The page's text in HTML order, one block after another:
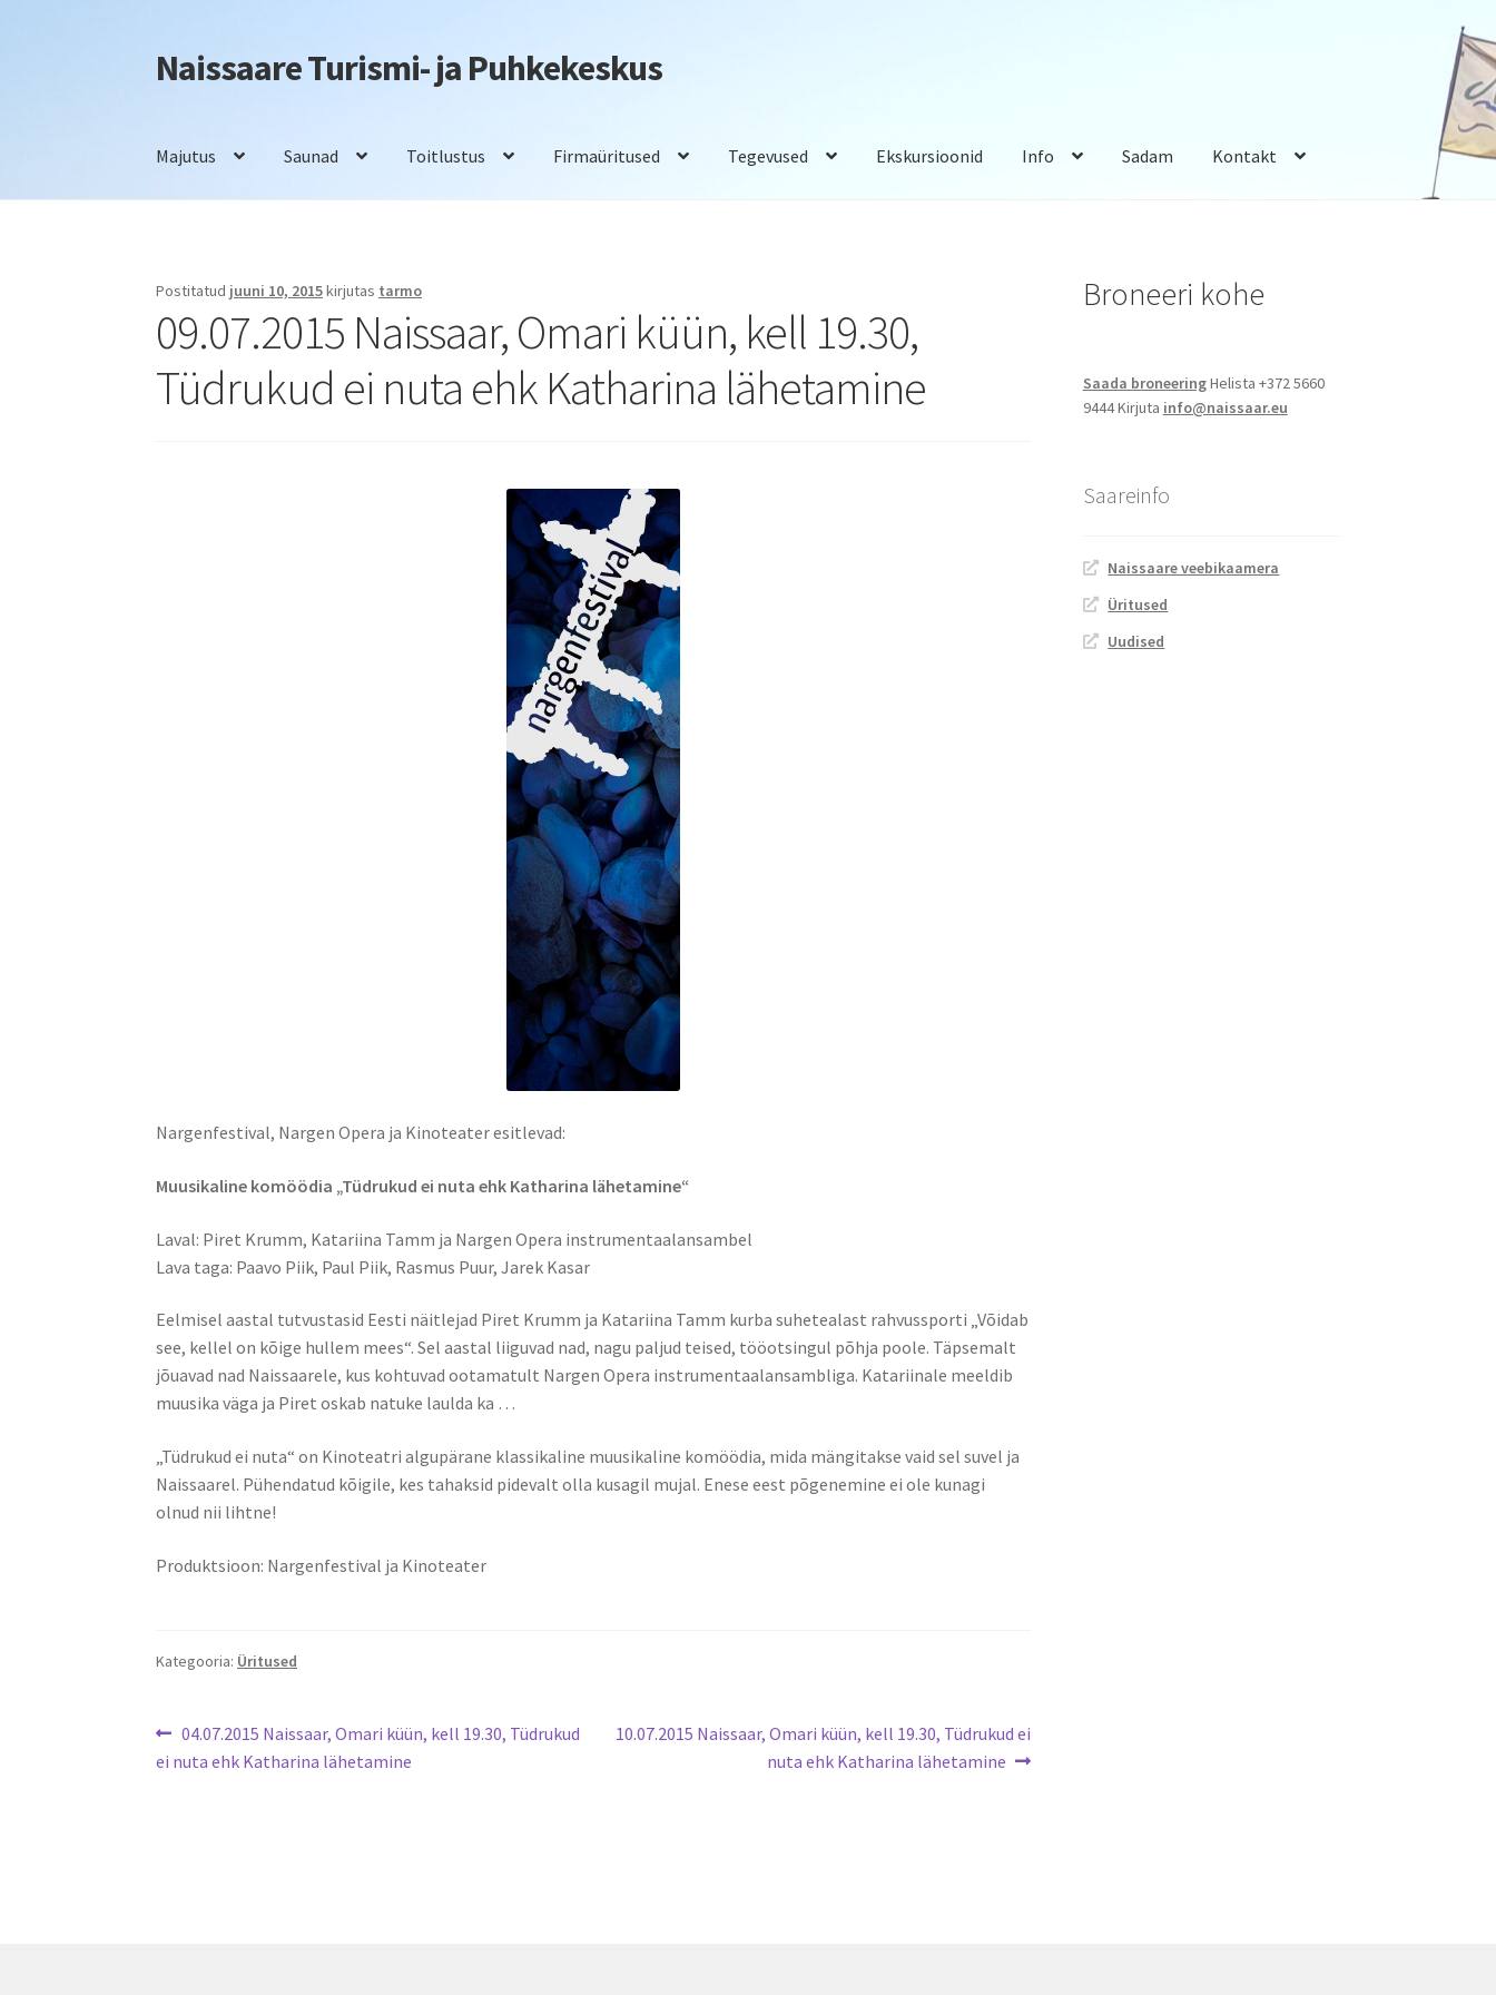
Liigu
navigeerimisele
Liigu
sisu
Naissaare Turismi- ja Puhkekeskus
Majutus Saunad Toitlustus Firmaüritused Tegevused Ekskursioonid Info Sadam Kontakt
Postitatud juuni 10, 2015kirjutas tarmo
09.07.2015 Naissaar, Omari küün, kell 19.30,
Tüdrukud ei nuta ehk Katharina lähetamine
Nargenfestival, Nargen Opera ja Kinoteater esitlevad:
Muusikaline komöödia „Tüdrukud ei nuta ehk Katharina lähetamine“
Laval: Piret Krumm, Katariina Tamm ja Nargen Opera instrumentaalansambel
Lava taga: Paavo Piik, Paul Piik, Rasmus Puur, Jarek Kasar
Eelmisel aastal tutvustasid Eesti näitlejad Piret Krumm ja Katariina Tamm kurba suhetealast rahvussporti „Võidab
see, kellel on kõige hullem mees“. Sel aastal liiguvad nad, nagu paljud teised, tööotsingul põhja poole. Täpsemalt
jõuavad nad Naissaarele, kus kohtuvad ootamatult Nargen Opera instrumentaalansambliga. Katariinale meeldib
muusika väga ja Piret oskab natuke laulda ka …
„Tüdrukud ei nuta“ on Kinoteatri algupärane klassikaline muusikaline komöödia, mida mängitakse vaid sel suvel ja
Naissaarel. Pühendatud kõigile, kes tahaksid pidevalt olla kusagil mujal. Enese eest põgenemine ei ole kunagi
olnud nii lihtne!
Produktsioon: Nargenfestival ja Kinoteater
Kategooria: Üritused
Navigeerimine
Eelmine
postitus:
04.07.2015 Naissaar, Omari küün, kell 19.30, Tüdrukud
ei nuta ehk Katharina lähetamine
Järgmine
10.07.2015 Naissaar, Omari küün, kell 19.30, Tüdrukud ei
nuta ehk Katharina lähetamine
Broneeri kohe
Saada broneeringHelista +372 5660
9444 Kirjuta info@naissaar.eu
Saareinfo
Naissaare veebikaamera
Üritused
Uudised